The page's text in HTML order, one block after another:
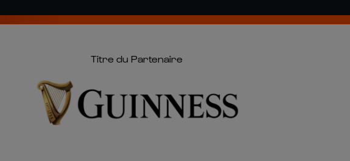
Titre du Partenaire